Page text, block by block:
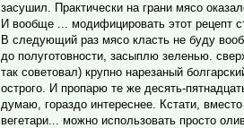
засушил. Практически на грани мясо
И вообще ... модифицировать этот рецепт
В следующий раз мясо класть не буду
до полуготовности, засыплю зеленью.
так советовал) крупно нарезаный
острого. И пропарю те же десять-
думаю, гораздо интереснее. Кстати,
вегетари... можно использовать просто